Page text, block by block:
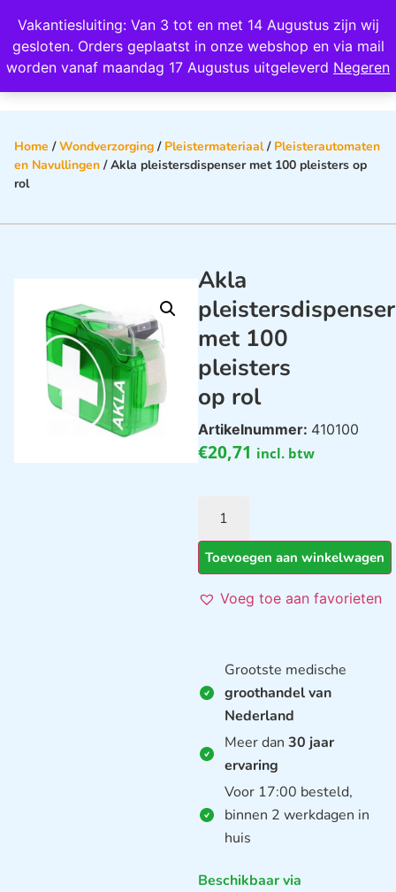
Vakantiesluiting: Van 3 tot en met 14 Augustus zijn wij
gesloten. Orders geplaatst in onze webshop en via mail
worden vanaf maandag 17 Augustus uitgeleverd Negeren
Wij scoren een 4,8 op Google
Home /Wondverzorging / Pleistermateriaal/ Pleisterautomaten
en Navullingen / Akla pleistersdispenser met 100 pleisters op
rol
Akla
pleistersdispenser
met 100
pleisters
op rol
Artikelnummer: 410100
€20,71 incl. btw
Toevoegen aan winkelwagen
Voeg toe aan favorieten
Grootste medische
groothandel van
Nederland
Meer dan 30 jaar
ervaring
Voor 17:00 besteld,
binnen 2 werkdagen in
huis
Beschikbaar via